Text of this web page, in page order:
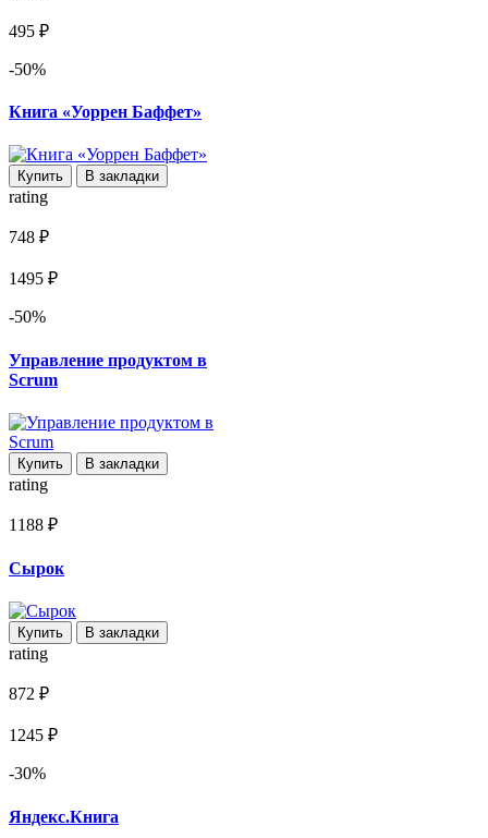
495 ₽
-50%
Книга «Уоррен Баффет»
Купить В закладки
rating
748 ₽
1495 ₽
-50%
Управление продуктом в
Scrum
Купить В закладки
rating
1188 ₽
Сырок
Купить В закладки
rating
872 ₽
1245 ₽
-30%
Яндекс.Книга